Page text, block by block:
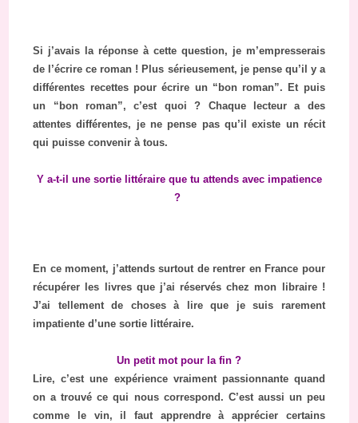
Si j’avais la réponse à cette question, je m’empresserais
de l’écrire ce roman ! Plus sérieusement, je pense qu’il y a
différentes recettes pour écrire un “bon roman”. Et puis
un “bon roman”, c’est quoi ? Chaque lecteur a des
attentes différentes, je ne pense pas qu’il existe un récit
qui puisse convenir à tous.
Y a-t-il une sortie littéraire que tu attends avec impatience
?
En ce moment, j’attends surtout de rentrer en France pour
récupérer les livres que j’ai réservés chez mon libraire !
J’ai tellement de choses à lire que je suis rarement
impatiente d’une sortie littéraire.
Un petit mot pour la fin ?
Lire, c’est une expérience vraiment passionnante quand
on a trouvé ce qui nous correspond. C’est aussi un peu
comme le vin, il faut apprendre à apprécier certains